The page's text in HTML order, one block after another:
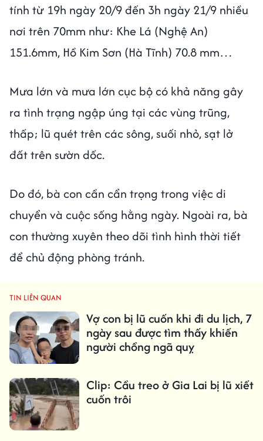
tính từ 19h ngày 20/9 đến 3h ngày 21/9 nhiều
nơi trên 70mm như: Khe Lá (Nghệ An)
151.6mm, Hồ Kim Sơn (Hà Tĩnh) 70.8 mm…
Mưa lớn và mưa lớn cục bộ có khả năng gây
ra tình trạng ngập úng tại các vùng trũng,
thấp; lũ quét trên các sông, suối nhỏ, sạt lở
đất trên sườn dốc.
Do đó, bà con cần cẩn trọng trong việc di
chuyển và cuộc sống hằng ngày. Ngoài ra, bà
con thường xuyên theo dõi tình hình thời tiết
để chủ động phòng tránh.
TIN LIÊN QUAN
Vợ con bị lũ cuốn khi đi du lịch, 7
ngày sau được tìm thấy khiến
người chồng ngã quỵ
Clip: Cầu treo ở Gia Lai bị lũ xiết
cuốn trôi